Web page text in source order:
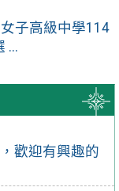
歡迎有興趣的
子高級中學114
...